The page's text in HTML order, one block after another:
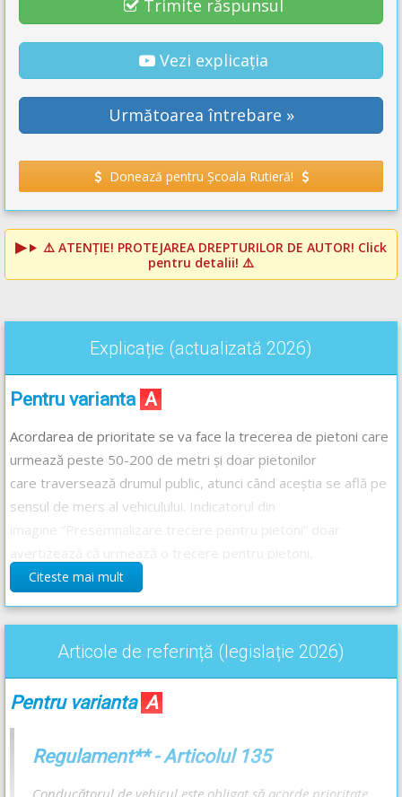
Trimite răspunsul
Vezi explicația
Următoarea întrebare »
Donează pentru Școala Rutieră!
⚠️ ATENȚIE! PROTEJAREA DREPTURILOR DE AUTOR! Click
pentru detalii! ⚠️
Explicație (actualizată 2026)
Pentru varianta A
Acordarea de prioritate se va face la trecerea de pietoni care
urmează peste 50-200 de metri și doar pietonilor
care traversează drumul public, atunci când aceștia se află pe
sensul de mers al vehiculului. Indicatorul din
acestanuobligă la acordarea de prioritate.
Legislația rutieră nu prevede, ca măsură, să claxonați, pentru
a avertiza pietonii. Claxonarea se va folosi pentru a preveni un
sonoră, precum claxonarea, este permisă doar de la o
distanță de cel puțin 25 de metri față de cei cărora li se
adresează.
Citeste mai mult
Articole de referință (legislație 2026)
Pentru varianta A
Regulament** - Articolul 135
Conducătorul de vehicul este obligat să acorde prioritate